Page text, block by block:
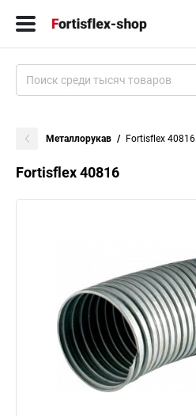
Металлорукав Fortisflex 40816
Fortisflex 40816